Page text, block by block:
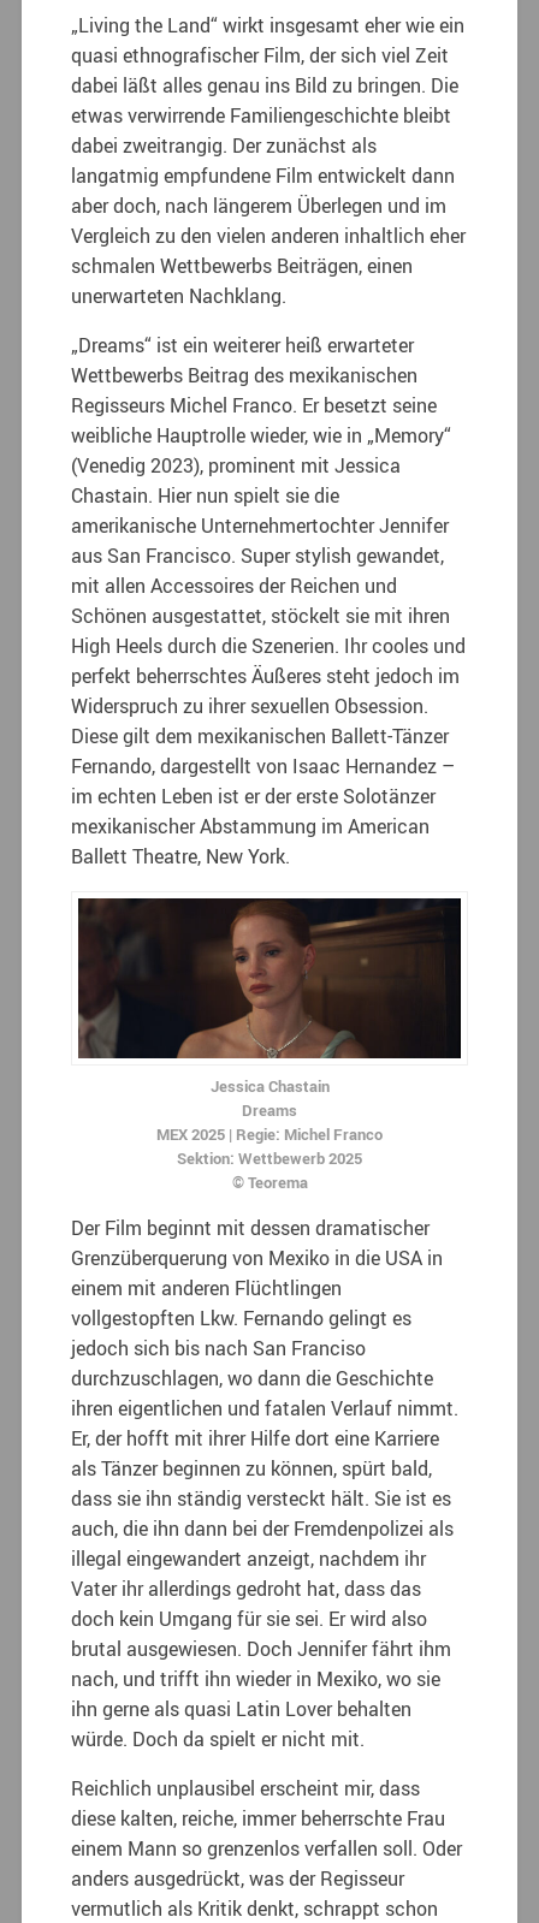
„Living the Land“ wirkt insgesamt eher wie ein
quasi ethnografischer Film, der sich viel Zeit
dabei läßt alles genau ins Bild zu bringen. Die
etwas verwirrende Familiengeschichte bleibt
dabei zweitrangig. Der zunächst als
langatmig empfundene Film entwickelt dann
aber doch, nach längerem Überlegen und im
Vergleich zu den vielen anderen inhaltlich eher
schmalen Wettbewerbs Beiträgen, einen
unerwarteten Nachklang.
„Dreams“ ist ein weiterer heiß erwarteter
Wettbewerbs Beitrag des mexikanischen
Regisseurs Michel Franco. Er besetzt seine
weibliche Hauptrolle wieder, wie in „Memory“
(Venedig 2023), prominent mit Jessica
Chastain. Hier nun spielt sie die
amerikanische Unternehmertochter Jennifer
aus San Francisco. Super stylish gewandet,
mit allen Accessoires der Reichen und
Schönen ausgestattet, stöckelt sie mit ihren
High Heels durch die Szenerien. Ihr cooles und
perfekt beherrschtes Äußeres steht jedoch im
Widerspruch zu ihrer sexuellen Obsession.
Diese gilt dem mexikanischen Ballett-Tänzer
Fernando, dargestellt von Isaac Hernandez –
im echten Leben ist er der erste Solotänzer
mexikanischer Abstammung im American
Ballett Theatre, New York.
Jessica Chastain
Dreams
MEX 2025 | Regie: Michel Franco
Sektion: Wettbewerb 2025
© Teorema
Der Film beginnt mit dessen dramatischer
Grenzüberquerung von Mexiko in die USA in
einem mit anderen Flüchtlingen
vollgestopften Lkw. Fernando gelingt es
jedoch sich bis nach San Franciso
durchzuschlagen, wo dann die Geschichte
ihren eigentlichen und fatalen Verlauf nimmt.
Er, der hofft mit ihrer Hilfe dort eine Karriere
als Tänzer beginnen zu können, spürt bald,
dass sie ihn ständig versteckt hält. Sie ist es
auch, die ihn dann bei der Fremdenpolizei als
illegal eingewandert anzeigt, nachdem ihr
Vater ihr allerdings gedroht hat, dass das
doch kein Umgang für sie sei. Er wird also
brutal ausgewiesen. Doch Jennifer fährt ihm
nach, und trifft ihn wieder in Mexiko, wo sie
ihn gerne als quasi Latin Lover behalten
würde. Doch da spielt er nicht mit.
Reichlich unplausibel erscheint mir, dass
diese kalten, reiche, immer beherrschte Frau
einem Mann so grenzenlos verfallen soll. Oder
anders ausgedrückt, was der Regisseur
vermutlich als Kritik denkt, schrappt schon